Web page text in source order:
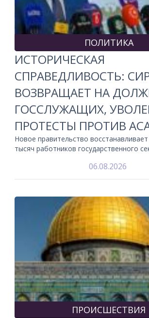
ПОЛИТИКА
ИСТОРИЧЕСКАЯ
СПРАВЕДЛИВОСТЬ:
ВОЗВРАЩАЕТ НА
ГОССЛУЖАЩИХ,
ПРОТЕСТЫ ПРОТИВ
Новое правительство
тысяч работников государственного
06.08.2026
ПРОИСШЕСТВИЯ